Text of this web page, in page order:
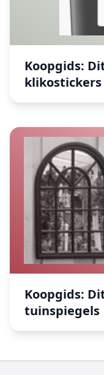
Koopgids:
klikostickers
Koopgids:
tuinspiegels